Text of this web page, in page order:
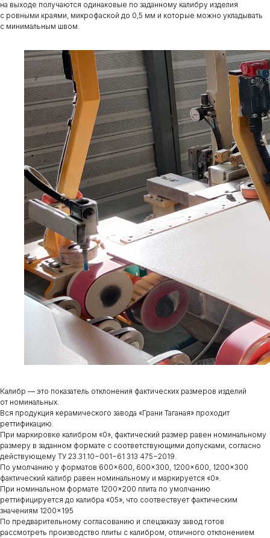
на выходе получаются одинаковые по заданному калибру изделия
с ровными краями, микрофаской до 0,5 мм и которые можно укладывать
с минимальным швом.
Калибр — это показатель отклонения фактических размеров изделий
от номинальных.
Вся продукция керамического завода «Грани Таганая» проходит
реттификацию.
При маркировке калибром «0», фактический размер равен номинальному
размеру в заданном формате с соответствующими допусками, согласно
действующему ТУ 23.31.10−001−61 313 475−2019.
По умолчанию у форматов 600×600, 600×300, 1200×600, 1200×300
фактический калибр равен номинальному и маркируется «0».
При номинальном формате 1200×200 плита по умолчанию
реттифицируется до калибра «05», что соотвествует фактическим
значениям 1200×195
По предварительному согласованию и спецзаказу завод готов
рассмотреть производство плиты с калибром, отличного отклонением